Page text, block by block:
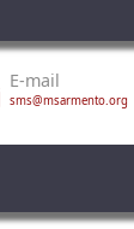
E-mail
sms@msarmento.org